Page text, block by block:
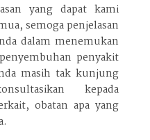
yang dapat kami
semoga penjelasan
dalam menemukan
penyakit
masih tak kunjung
kepada
obatan apa yang